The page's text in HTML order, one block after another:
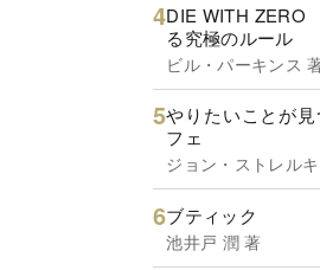
DIE WITH ZERO
る究極のルール
ビル・パーキンス
やりたいことが
フェ
ジョン・ストレル
ブティック
池井戸 潤 著